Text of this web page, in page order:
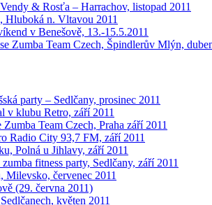
& Rosťa – Harrachov, listopad 2011
Hluboká n. Vltavou 2011
v Benešově, 13.-15.5.2011
Zumba Team Czech, Špindlerův Mlýn,
party – Sedlčany, prosinec 2011
v klubu Retro, září 2011
Team Czech, Praha září 2011
Radio City 93,7 FM, září 2011
Polná u Jihlavy, září 2011
fitness party, Sedlčany, září 2011
Milevsko, červenec 2011
(29. června 2011)
květen 2011